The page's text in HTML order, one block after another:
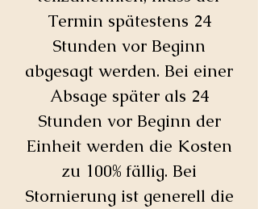
Termin spätestens 24
Stunden vor Beginn
abgesagt werden. Bei einer
Absage später als 24
Stunden vor Beginn der
Einheit werden die Kosten
zu 100% fällig. Bei
Stornierung ist generell die